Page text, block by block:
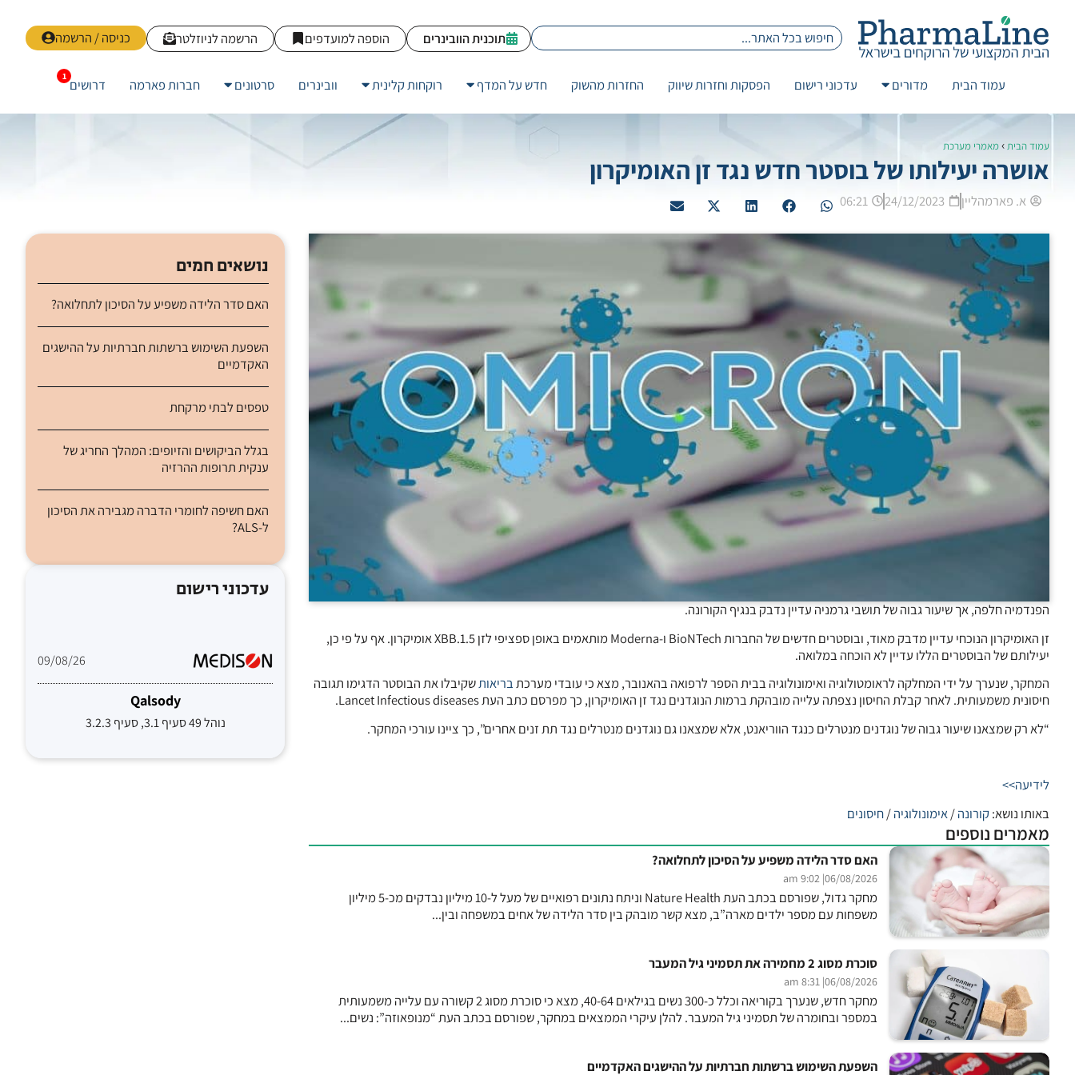
כניסה / הרשמה הרשמה לניוזלטר הוספה למועדפים תוכנית הוובינרים
עמוד הבית מדורים עדכוני רישום הפסקות וחזרות שיווק החזרות מהשוק חדש על המדף רוקחות קלינית וובינרים סרטונים חברות פארמה דרושים
עמוד הבית›מאמרי מערכת
אושרה יעילותו של בוסטר חדש נגד זן האומיקרון
א. פארמהליין 24/12/2023
06:21
הפנדמיה חלפה, אך שיעור גבוה של תושבי גרמניה עדיין נדבק בנגיף הקורונה.
זן האומיקרון הנוכחי עדיין מדבק מאוד, ובוסטרים חדשים של החברות BioNTech ו-Moderna מותאמים באופן ספציפי לזן XBB.1.5 אומיקרון. אף על פי כן,
יעילותם של הבוסטרים הללו עדיין לא הוכחה במלואה.
המחקר, שנערך על ידי המחלקה לראומטולוגיה ואימונולוגיה בבית הספר לרפואה בהאנובר, מצא כי עובדי מערכתבריאותשקיבלו את הבוסטר הדגימו תגובה
חיסונית משמעותית. לאחר קבלת החיסון נצפתה עלייה מובהקת ברמות הנוגדנים נגד זן האומיקרון, כך מפרסם כתב העת Lancet Infectious diseases.
“לא רק שמצאנו שיעור גבוה של נוגדנים מנטרלים כנגד הווריאנט, אלא שמצאנו גם נוגדנים מנטרלים נגד תת זנים אחרים”, כך ציינו עורכי המחקר.
לידיעה>>
באותו נושא:קורונה/אימונולוגיה/חיסונים
מאמרים נוספים
האם סדר הלידה משפיע על הסיכון לתחלואה?
06/08/2026
| 9:02 am
מחקר גדול, שפורסם בכתב העת Nature Health וניתח נתונים רפואיים של מעל ל-10 מיליון נבדקים מכ-5 מיליון
משפחות עם מספר ילדים מארה”ב, מצא קשר מובהק בין סדר הלידה של אחים במשפחה ובין...
סוכרת מסוג 2 מחמירה את תסמיני גיל המעבר
06/08/2026
| 8:31 am
מחקר חדש, שנערך בקוריאה וכלל כ-300 נשים בגילאים 40-64, מצא כי סוכרת מסוג 2 קשורה עם עלייה משמעותית
במספר ובחומרה של תסמיני גיל המעבר. להלן עיקרי הממצאים במחקר, שפורסם בכתב העת “מנופאוזה”: נשים...
השפעת השימוש ברשתות חברתיות על ההישגים האקדמיים
נושאים חמים
האם סדר הלידה משפיע על הסיכון לתחלואה?
השפעת השימוש ברשתות חברתיות על ההישגים
האקדמיים
טפסים לבתי מרקחת
בגלל הביקושים והזיופים: המהלך החריג של
ענקית תרופות ההרזיה
האם חשיפה לחומרי הדברה מגבירה את הסיכון
ל-ALS?
עדכוני רישום
09/08/26
Qalsody
נוהל 49 סעיף 3.1, סעיף 3.2.3